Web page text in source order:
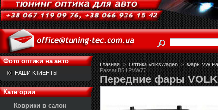
Фото оптики на авто
НАШИ КЛИЕНТЫ
Категории
Коврики в салон
Главная > Оптика VolksWagen > Фары VW
Passat B5 LPVW77
Передние фары